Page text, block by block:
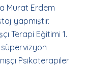
Murat Erdem
yapmıştır.
Terapi Eğitimi 1.
süpervizyon
Psikoterapiler